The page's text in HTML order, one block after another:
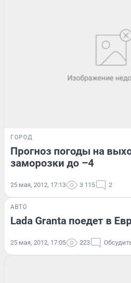
ГОРОД
Прогноз погоды на
заморозки до –4
25 мая, 2012, 17:13 3 115 2
АВТО
Lada Granta поедет в
25 мая, 2012, 17:05 223